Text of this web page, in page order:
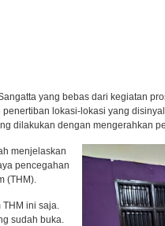
yang bebas dari kegiatan
lokasi-lokasi yang
dilakukan dengan mengerahkan
menjelaskan
pencegahan
(THM).
THM ini saja.
sudah buka.